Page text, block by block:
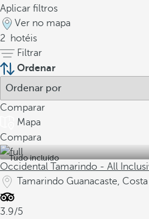
Aplicar filtros
Ver no mapa
2
hotéis
Filtrar
Ordenar
Comparar
Mapa
Compara
Tudo incluído
Occidental Tamarindo - All
Tamarindo Guanacaste,
3.9/5